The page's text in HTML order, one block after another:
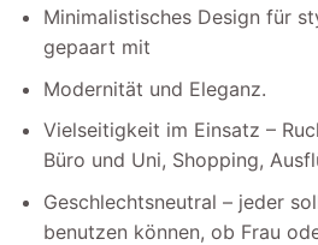
Minimalistisches Design für
gepaart mit
Modernität und Eleganz.
Vielseitigkeit im Einsatz –
Büro und Uni, Shopping,
Geschlechtsneutral – jeder
benutzen können, ob Frau